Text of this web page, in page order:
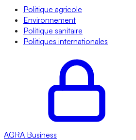
Politique agricole
Environnement
Politique sanitaire
Politiques internationales
AGRA Business